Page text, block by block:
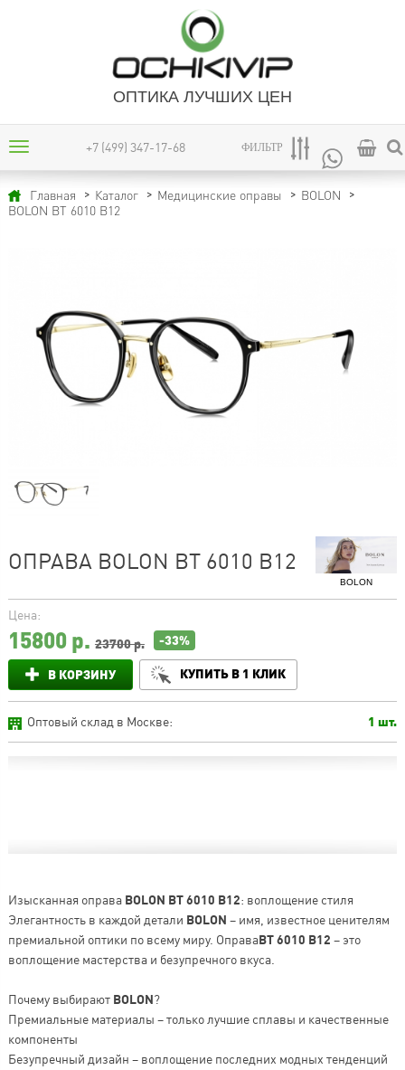
ОПТИКА ЛУЧШИХ ЦЕН
+7 (499) 347-17-68 ФИЛЬТР
Главная Каталог Медицинские оправы
BOLON
BOLON BT 6010 B12
BOLON
ОПРАВА BOLON BT 6010 B12
Цена:
15800р. 23700 р. -33%
В КОРЗИНУ КУПИТЬ В 1 КЛИК
Оптовый склад в Москве: 1 шт.
Изысканная оправа BOLON BT 6010 B12: воплощение стиля
Элегантность в каждой детали BOLON – имя, известное ценителям
премиальной оптики по всему миру. ОправаBT 6010 B12 – это
воплощение мастерства и безупречного вкуса.
Почему выбирают BOLON?
Премиальные материалы – только лучшие сплавы и качественные
компоненты
Безупречный дизайн – воплощение последних модных тенденций